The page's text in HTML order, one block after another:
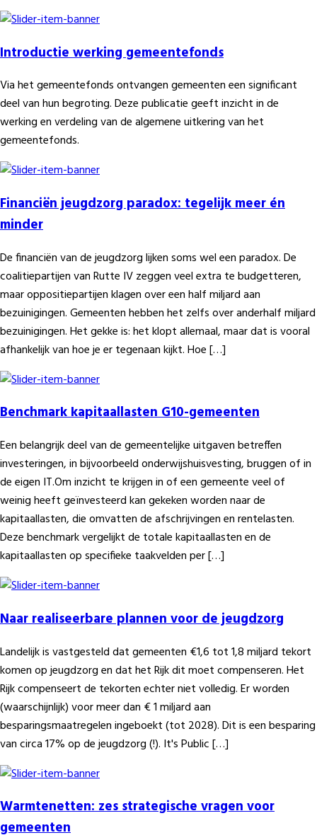
Introductie werking gemeentefonds
Via het gemeentefonds ontvangen gemeenten een significant
deel van hun begroting. Deze publicatie geeft inzicht in de
werking en verdeling van de algemene uitkering van het
gemeentefonds.
Financiën jeugdzorg paradox: tegelijk meer én
minder
De financiën van de jeugdzorg lijken soms wel een paradox. De
coalitiepartijen van Rutte IV zeggen veel extra te budgetteren,
maar oppositiepartijen klagen over een half miljard aan
bezuinigingen. Gemeenten hebben het zelfs over anderhalf miljard
bezuinigingen. Het gekke is: het klopt allemaal, maar dat is vooral
afhankelijk van hoe je er tegenaan kijkt. Hoe […]
Benchmark kapitaallasten G10-gemeenten
Een belangrijk deel van de gemeentelijke uitgaven betreffen
investeringen, in bijvoorbeeld onderwijshuisvesting, bruggen of in
de eigen IT.Om inzicht te krijgen in of een gemeente veel of
weinig heeft geïnvesteerd kan gekeken worden naar de
kapitaallasten, die omvatten de afschrijvingen en rentelasten.
Deze benchmark vergelijkt de totale kapitaallasten en de
kapitaallasten op specifieke taakvelden per […]
Naar realiseerbare plannen voor de jeugdzorg
Landelijk is vastgesteld dat gemeenten €1,6 tot 1,8 miljard tekort
komen op jeugdzorg en dat het Rijk dit moet compenseren. Het
Rijk compenseert de tekorten echter niet volledig. Er worden
(waarschijnlijk) voor meer dan € 1 miljard aan
besparingsmaatregelen ingeboekt (tot 2028). Dit is een besparing
van circa 17% op de jeugdzorg (!). It's Public […]
Warmtenetten: zes strategische vragen voor
gemeenten